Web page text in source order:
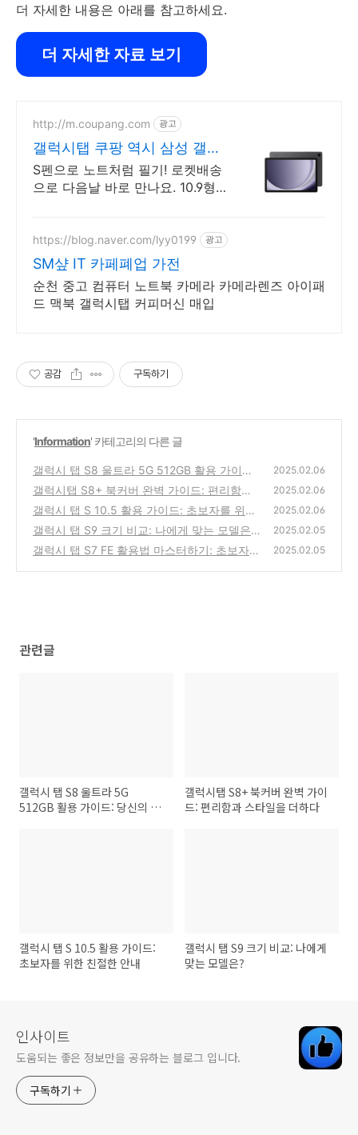
더 자세한 내용은 아래를 참고하세요.
더 자세한 자료 보기
http://m.coupang.com 광고
갤럭시탭 쿠팡 역시 삼성 갤럭
시탭
S펜으로 노트처럼 필기! 로켓배송
으로 다음날 바로 만나요. 10.9형
https://blog.naver.com/lyy0199 광고
SM샾 IT 카페폐업 가전
순천 중고 컴퓨터 노트북 카메라 카메라렌즈 아이패
드 맥북 갤럭시탭 커피머신 매입
공감 구독하기
'Information' 카테고리의 다른 글
갤럭시 탭 S8 울트라 5G 512GB 활용 가이드:
당신의 생산성과 엔터테인먼트
(0)
2025.02.06
갤럭시탭 S8+ 북커버 완벽 가이드: 편리함과
스타일을 더하다
(0)
2025.02.06
갤럭시 탭 S 10.5 활용 가이드: 초보자를 위한
친절한 안내
(0)
2025.02.06
갤럭시 탭 S9 크기 비교: 나에게 맞는 모델은?
(0)
2025.02.05
갤럭시 탭 S7 FE 활용법 마스터하기: 초보자를
2025.02.05
관련글
갤럭시 탭 S8 울트라 5G
512GB 활용 가이드: 당신의 생
갤럭시탭 S8+ 북커버 완벽 가이
드: 편리함과 스타일을 더하다
갤럭시 탭 S 10.5 활용 가이드:
초보자를 위한 친절한 안내
갤럭시 탭 S9 크기 비교: 나에게
맞는 모델은?
인사이트
도움되는 좋은 정보만을 공유하는 블로그 입니다.
구독하기